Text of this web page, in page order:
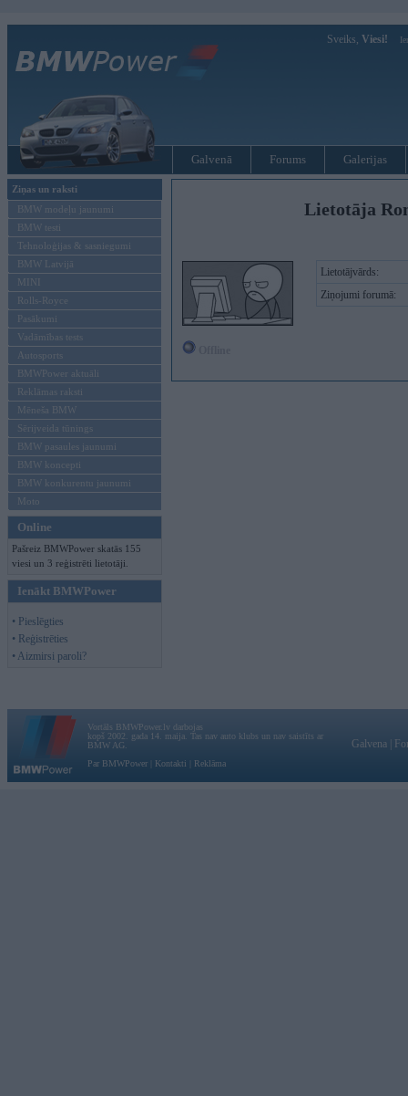
Sveiks, Viesi!
Galvenā Forums Galerijas
Ziņas un raksti
BMW modeļu jaunumi
BMW testi
Tehnoloģijas & sasniegumi
BMW Latvijā
MINI
Rolls-Royce
Pasākumi
Vadāmības tests
Autosports
BMWPower aktuāli
Reklāmas raksti
Mēneša BMW
Sērijveida tūnings
BMW pasaules jaunumi
BMW koncepti
BMW konkurentu jaunumi
Moto
Online
Pašreiz BMWPower skatās 155
viesi un 3 reģistrēti lietotāji.
Ienākt BMWPower
• Pieslēgties
• Reģistrēties
• Aizmirsi paroli?
Lietotāja
Lietotājvārds:
Ziņojumi forumā:
Vortāls BMWPower.lv darbojas
kopš 2002. gada 14. maija. Tas nav auto klubs un nav saistīts ar
BMW AG.
Par BMWPower
Kontakti Reklāma
Galvena